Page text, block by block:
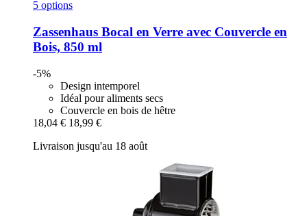
5 options
Zassenhaus Bocal en Verre avec Couvercle en
Bois, 850 ml
-5%
Design intemporel
Idéal pour aliments secs
Couvercle en bois de hêtre
18,04 € 18,99 €
Livraison jusqu'au 18 août